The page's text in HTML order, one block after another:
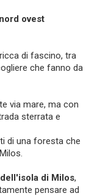
ovest
di fascino, tra
che fanno da
via mare, ma con
sterrata e
di una foresta che
di Milos,
pensare ad